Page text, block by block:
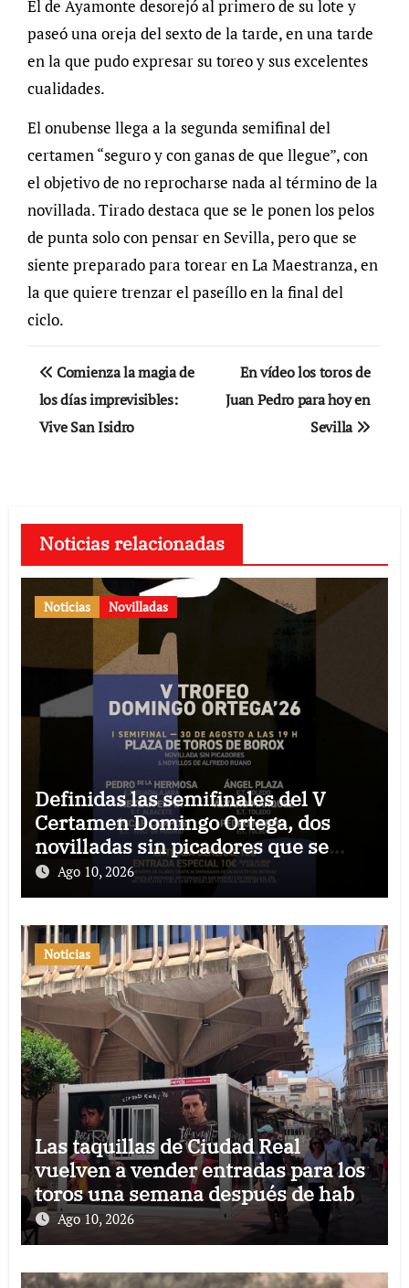
El de Ayamonte desorejó al primero de su lote y
paseó una oreja del sexto de la tarde, en una tarde
en la que pudo expresar su toreo y sus excelentes
cualidades.
El onubense llega a la segunda semifinal del
certamen “seguro y con ganas de que llegue”, con
el objetivo de no reprocharse nada al término de la
novillada. Tirado destaca que se le ponen los pelos
de punta solo con pensar en Sevilla, pero que se
siente preparado para torear en La Maestranza, en
la que quiere trenzar el paseíllo en la final del
ciclo.
Navegación
de
entradas
Comienza la magia de
los días imprevisibles:
Vive San Isidro
En vídeo los toros de
Juan Pedro para hoy en
Sevilla
Noticias relacionadas
Noticias Novilladas
Definidas las semifinales del V
Certamen Domingo Ortega, dos
novilladas sin picadores que se
celebrarán en Borox y Yepes
Ago 10, 2026
Noticias
Las taquillas de Ciudad Real
vuelven a vender entradas para los
toros una semana después de haber
sido atacadas
Ago 10, 2026